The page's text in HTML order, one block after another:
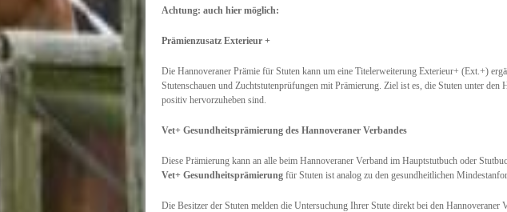
Achtung: auch hier möglich:
Prämienzusatz Exterieur +
Die Hannoveraner Prämie für Stuten kann um eine Titelerweiterung Exterieur+ (Ext.+)
Stutenschauen und Zuchtstutenprüfungen mit Prämierung. Ziel ist es, die Stuten unter
positiv hervorzuheben sind.
Vet+ Gesundheitsprämierung des Hannoveraner Verbandes
Diese Prämierung kann an alle beim Hannoveraner Verband im Hauptstutbuch oder
Vet+ Gesundheitsprämierung für Stuten ist analog zu den gesundheitlichen
Die Besitzer der Stuten melden die Untersuchung Ihrer Stute direkt bei den